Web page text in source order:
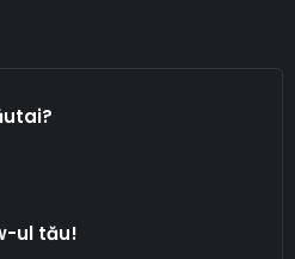
ul tău!